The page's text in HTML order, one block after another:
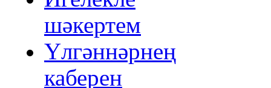
шәкертем
Үлгәннәрнең
каберен